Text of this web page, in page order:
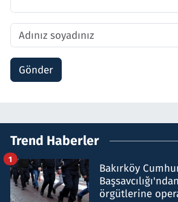
Gönder
Trend Haberler
Bakırköy
örgütlerine
1